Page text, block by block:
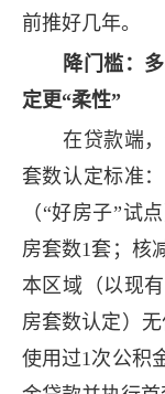
前推好几年。
降门槛：
定更“柔性”
在贷款端，
套数认定标准
（“好房子”试
房套数1套；核
本区域（以现
房套数认定）
使用过1次公积